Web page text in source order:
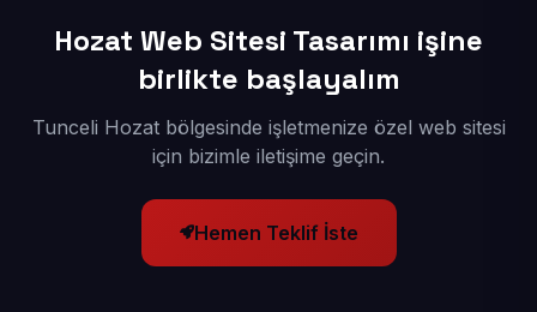
Hozat Web Sitesi Tasarımı işine
birlikte başlayalım
Tunceli Hozat bölgesinde işletmenize özel web sitesi
için bizimle iletişime geçin.
Hemen Teklif İste